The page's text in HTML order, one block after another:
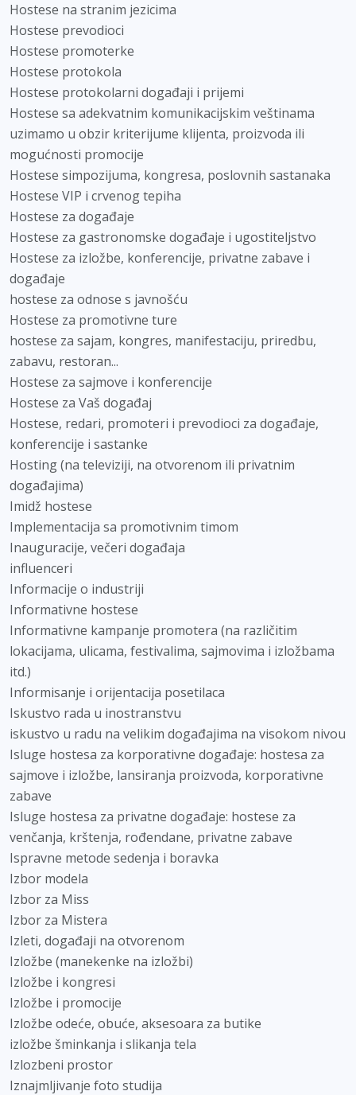
Hostese na stranim jezicima
Hostese prevodioci
Hostese promoterke
Hostese protokola
Hostese protokolarni događaji i prijemi
Hostese sa adekvatnim komunikacijskim veštinama
uzimamo u obzir kriterijume klijenta, proizvoda ili
mogućnosti promocije
Hostese simpozijuma, kongresa, poslovnih sastanaka
Hostese VIP i crvenog tepiha
Hostese za događaje
Hostese za gastronomske događaje i ugostiteljstvo
Hostese za izložbe, konferencije, privatne zabave i
događaje
hostese za odnose s javnošću
Hostese za promotivne ture
hostese za sajam, kongres, manifestaciju, priredbu,
zabavu, restoran...
Hostese za sajmove i konferencije
Hostese za Vaš događaj
Hostese, redari, promoteri i prevodioci za događaje,
konferencije i sastanke
Hosting (na televiziji, na otvorenom ili privatnim
događajima)
Imidž hostese
Implementacija sa promotivnim timom
Inauguracije, večeri događaja
influenceri
Informacije o industriji
Informativne hostese
Informativne kampanje promotera (na različitim
lokacijama, ulicama, festivalima, sajmovima i izložbama
itd.)
Informisanje i orijentacija posetilaca
Iskustvo rada u inostranstvu
iskustvo u radu na velikim događajima na visokom nivou
Isluge hostesa za korporativne događaje: hostesa za
sajmove i izložbe, lansiranja proizvoda, korporativne
zabave
Isluge hostesa za privatne događaje: hostese za
venčanja, krštenja, rođendane, privatne zabave
Ispravne metode sedenja i boravka
Izbor modela
Izbor za Miss
Izbor za Mistera
Izleti, događaji na otvorenom
Izložbe (manekenke na izložbi)
Izložbe i kongresi
Izložbe i promocije
Izložbe odeće, obuće, aksesoara za butike
izložbe šminkanja i slikanja tela
Izlozbeni prostor
Iznajmljivanje foto studija